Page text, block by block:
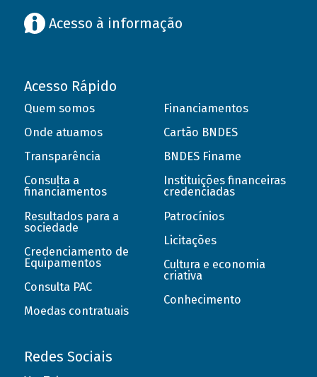
Acesso à informação
Acesso Rápido
Quem somos
Onde atuamos
Transparência
Consulta a
financiamentos
Resultados para a
sociedade
Credenciamento de
Equipamentos
Consulta PAC
Moedas contratuais
Financiamentos
Cartão BNDES
BNDES Finame
Instituições financeiras
credenciadas
Patrocínios
Licitações
Cultura e economia
criativa
Conhecimento
Redes Sociais